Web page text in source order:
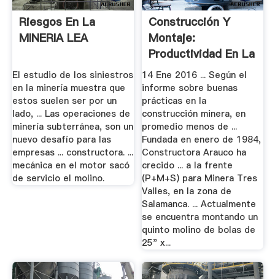
Riesgos En La
MINERIA LEA
El estudio de los siniestros
en la minería muestra que
estos suelen ser por un
lado, ... Las operaciones de
minería subterránea, son un
nuevo desafío para las
empresas ... constructora. ...
mecánica en el motor sacó
de servicio el molino.
Construcción Y
Montaje:
Productividad En La
Relación Mandante.
14 Ene 2016 ... Según el
informe sobre buenas
prácticas en la
construcción minera, en
promedio menos de ...
Fundada en enero de 1984,
Constructora Arauco ha
crecido ... a la frente
(P+M+S) para Minera Tres
Valles, en la zona de
Salamanca. ... Actualmente
se encuentra montando un
quinto molino de bolas de
25" x...